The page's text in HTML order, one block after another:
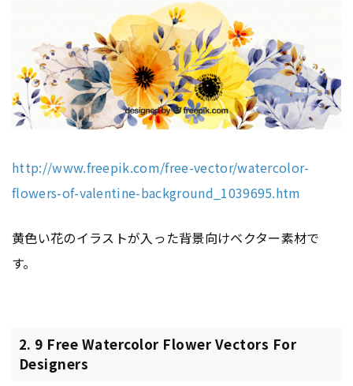
http://www.freepik.com/free-vector/watercolor-
flowers-of-valentine-background_1039695.htm
黄色い花のイラストが入った背景向けベクター素材で
す。
2. 9 Free Watercolor Flower Vectors For
Designers